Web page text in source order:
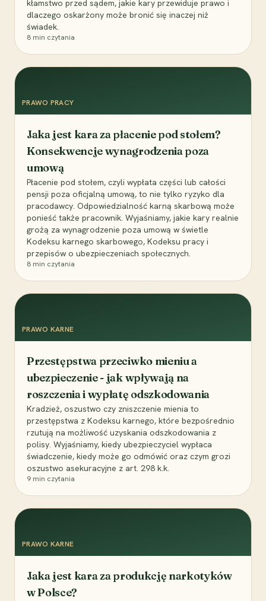
kłamstwo przed sądem, jakie kary przewiduje prawo i
dlaczego oskarżony może bronić się inaczej niż
świadek.
8 min czytania
PRAWO PRACY
Jaka jest kara za płacenie pod stołem?
Konsekwencje wynagrodzenia poza
umową
Płacenie pod stołem, czyli wypłata części lub całości
pensji poza oficjalną umową, to nie tylko ryzyko dla
pracodawcy. Odpowiedzialność karną skarbową może
ponieść także pracownik. Wyjaśniamy, jakie kary realnie
grożą za wynagrodzenie poza umową w świetle
Kodeksu karnego skarbowego, Kodeksu pracy i
przepisów o ubezpieczeniach społecznych.
8 min czytania
PRAWO KARNE
Przestępstwa przeciwko mieniu a
ubezpieczenie - jak wpływają na
roszczenia i wypłatę odszkodowania
Kradzież, oszustwo czy zniszczenie mienia to
przestępstwa z Kodeksu karnego, które bezpośrednio
rzutują na możliwość uzyskania odszkodowania z
polisy. Wyjaśniamy, kiedy ubezpieczyciel wypłaca
świadczenie, kiedy może go odmówić oraz czym grozi
oszustwo asekuracyjne z art. 298 k.k.
9 min czytania
PRAWO KARNE
Jaka jest kara za produkcję narkotyków
w Polsce?